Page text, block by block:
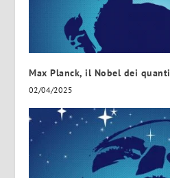
Max Planck, il Nobel dei quanti
02/04/2025